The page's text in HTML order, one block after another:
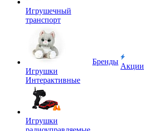
Игрушечный
транспорт
Игрушки
Интерактивные
Игрушки
Бренды
Акции